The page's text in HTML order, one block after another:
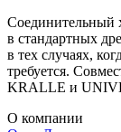
Соединительный
в стандартных
в тех случаях,
требуется.
KRALLE и
О компании